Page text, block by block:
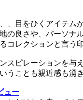
、目をひくアイテム
の良さや、パーソナ
コレクションと言う
スピレーションを与
うことも親近感も湧
ュー